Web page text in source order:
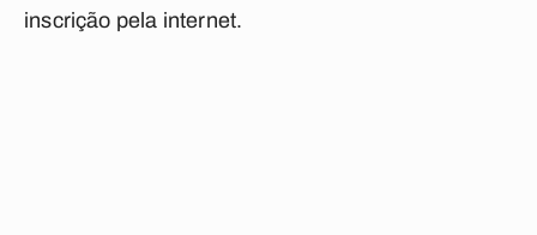
inscrição pela internet.